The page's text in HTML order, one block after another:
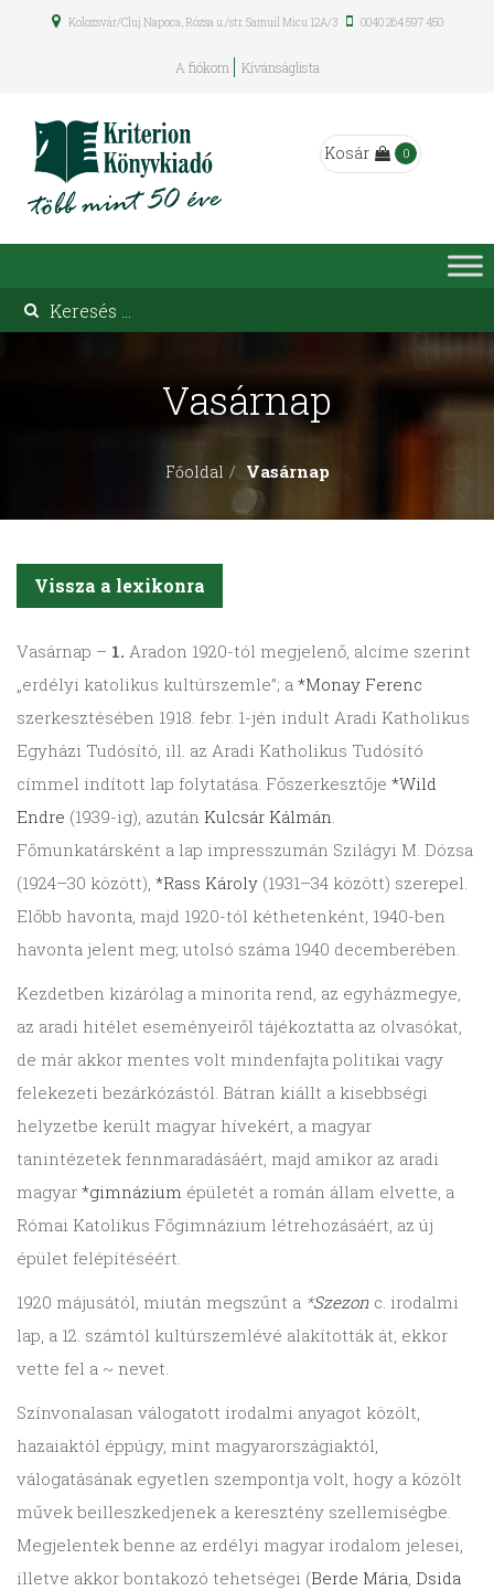
Kolozsvár/Cluj Napoca, Rózsa u./str. Samuil Micu 12A/3 0040 264 597 450
A fiókom Kívánságlista
Kosár 0
Vasárnap
Főoldal Vasárnap
Vissza a lexikonra
Vasárnap – 1. Aradon 1920-tól megjelenő, alcíme szerint
„erdélyi katolikus kultúrszemle”; a *Monay Ferenc
szerkesztésében 1918. febr. 1-jén indult Aradi Katholikus
Egyházi Tudósító, ill. az Aradi Katholikus Tudósító
címmel indított lap folytatása. Főszerkesztője *Wild
Endre (1939-ig), azután Kulcsár Kálmán.
Főmunkatársként a lap impresszumán Szi­lágyi M. Dózsa
(1924–30 között), *Rass Károly (1931–34 között) szerepel.
Előbb havonta, majd 1920-tól kéthetenként, 1940-ben
havonta jelent meg; utolsó száma 1940 decemberében.
Kezdetben kizárólag a minorita rend, az egyházmegye,
az aradi hitélet eseményeiről tájékoztatta az olvasókat,
de már akkor mentes volt mindenfajta politikai vagy
felekezeti bezárkózástól. Bátran kiállt a kisebbségi
helyzetbe került magyar hívekért, a magyar
tanintézetek fennmaradásáért, majd amikor az aradi
magyar *gimnázium épületét a román állam elvette, a
Római Katolikus Főgimnázium létrehozásáért, az új
épület felépítéséért.
1920 májusától, miután megszűnt a *Szezon c. irodalmi
lap, a 12. számtól kultúrszemlévé alakították át, ekkor
vette fel a ~ nevet.
Színvonalasan válogatott irodalmi anyagot közölt,
hazaiaktól éppúgy, mint magyarországiaktól,
válogatásának egyetlen szempontja volt, hogy a közölt
művek beilleszkedjenek a keresztény szellemiségbe.
Megjelentek benne az erdélyi magyar irodalom jelesei,
illetve akkor bontakozó tehetségei (Berde Mária, Dsida